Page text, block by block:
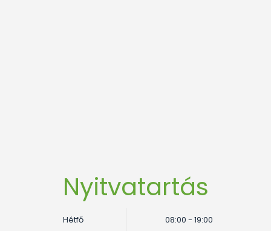
Nyitvatartás
Hétfő 08:00 - 19:00